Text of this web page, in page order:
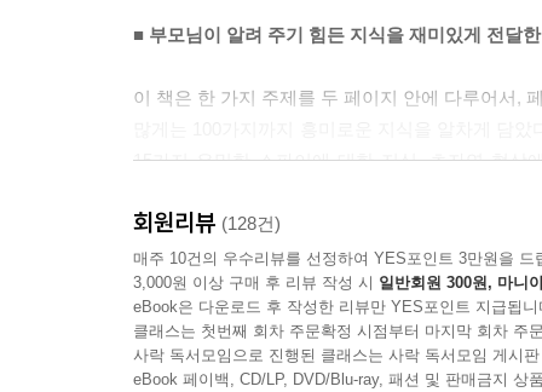
5,000번째 지식
2025년 올해의 토픽 8
주황색 하늘 10
에베레스트산의 고양이류 10
운명의 돌 11
어질어질한 과학 실험 11
열대 우림의 기중기 12
■ 부모님이 알려 주기 힘든 지식을 재미있게 전달
이 책은 한 가지 주제를 두 페이지 안에 다루어서,
15가지 은밀한 스파이에 대한 지식, 초자연 현
있다.
추천의 글
“아이가 주위 모든 것에 관심이 있다면 다양한
곤충에서 상어, 장난감에서 로봇, 역사에서 지리
회원리뷰 (128건)
매주 10건의 우수리뷰를 선정하여 YES포인트 3만원을 드
3,000원 이상 구매 후 리뷰 작성 시 일반회원 300원, 마니
eBook은 다운로드 후 작성한 리뷰만 YES포인트 지급됩니
클래스는 첫번째 회차 주문확정 시점부터 마지막 회차 주
사락 독서모임으로 진행된 클래스는 사락 독서모임 게시
eBook 페이백, CD/LP, DVD/Blu-ray, 패션 및 판매금지 상